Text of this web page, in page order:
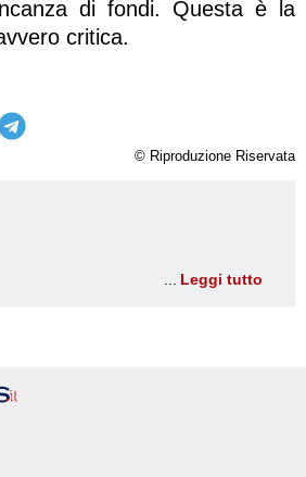
di fondi. Questa è la
critica.
© Riproduzione Riservata
Leggi tutto